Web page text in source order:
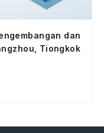
dan
Tiongkok